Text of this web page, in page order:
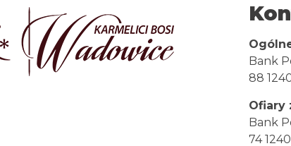
Bank
88
Ofiary
Bank
74